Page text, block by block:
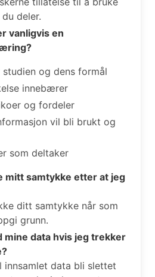
deler.
vanligvis en
studien og dens formål
innebærer
og fordeler
vil bli brukt og
som deltaker
mitt samtykke etter at jeg
ditt samtykke når som
grunn.
mine data hvis jeg trekker
innsamlet data bli slettet